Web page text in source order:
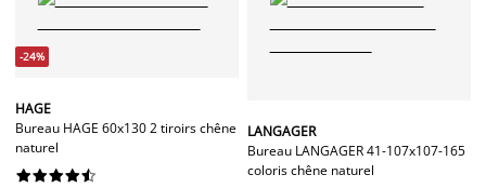
-24%
HAGE
Bureau HAGE 60x130 2 tiroirs chêne
naturel






LANGAGER
Bureau LANGAGER 41-107x107-165
coloris chêne naturel